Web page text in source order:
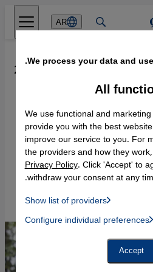
AR
اليمني ·
27.11.2017
غرامية
عربي
We process your data and
All
We use functional and
provide you with the best
improve our service to you. For
the providers and how they
Privacy Policy. Click 'Accept' to
withdraw your consent at any
Show list of providers
Instagram Embed, Twitter
Facebook Embed /
Configure individual preferences
Accept